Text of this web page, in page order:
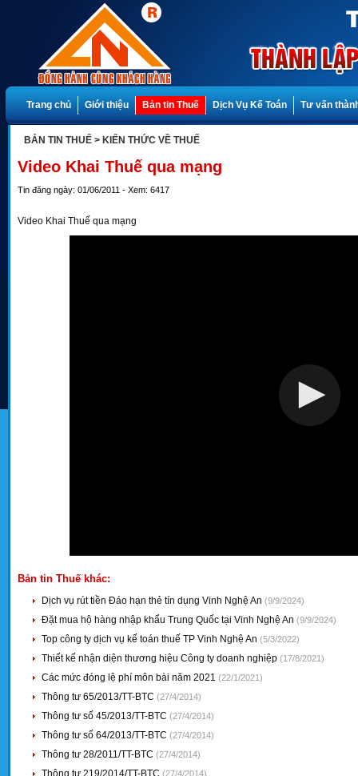
Trang chủ Giới thiệu Bản tin Thuế Dịch Vụ Kế Toán Tư vấn
BẢN TIN THUẾ > KIẾN THỨC VỀ THUẾ
Video Khai Thuế qua mạng
Tin đăng ngày: 01/06/2011 - Xem: 6417
Video Khai Thuế qua mạng
Bản tin Thuế khác:
Dịch vụ rút tiền Đáo hạn thẻ tín dụng Vinh Nghệ An (9/9/2024)
Đặt mua hộ hàng nhập khẩu Trung Quốc tại Vinh Nghệ An (9/9/2024)
Top công ty dịch vụ kế toán thuế TP Vinh Nghệ An (5/3/2022)
Thiết kế nhận diện thương hiệu Công ty doanh nghiệp (17/8/2021)
Các mức đóng lệ phí môn bài năm 2021 (22/1/2021)
Thông tư 65/2013/TT-BTC (27/4/2014)
Thông tư số 45/2013/TT-BTC (27/4/2014)
Thông tư số 64/2013/TT-BTC (27/4/2014)
Thông tư 28/2011/TT-BTC (27/4/2014)
Thông tư 219/2014/TT-BTC (27/4/2014)